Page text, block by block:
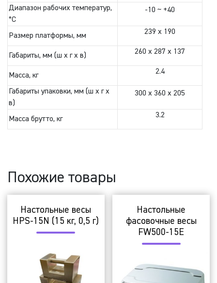
Диапазон рабочих температур,
°C
-10 ~ +40
Размер платформы, мм 239 x 190
Габариты, мм (ш х г х в) 260 x 287 x 137
Масса, кг 2.4
Габариты упаковки, мм (ш х г х
в)
300 x 360 x 205
Масса брутто, кг 3.2
Похожие товары
Настольные весы
HPS-15N (15 кг, 0,5 г)
Настольные
фасовочные весы
FW500-15E